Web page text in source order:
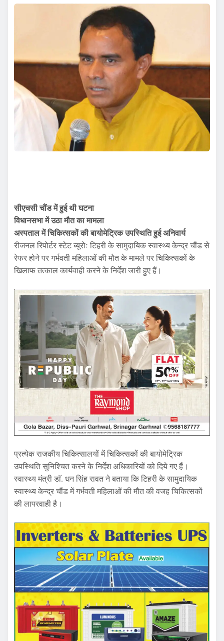
सीएचसी चौंड में हुई थी घटना
विधानसभा में उठा मौत का मामला
अस्पताल में चिकित्सकों की बायोमेट्रिक उपस्थिति हुई अनिवार्य
रीजनल रिपोर्टर स्टेट ब्यूरोः टिहरी के सामुदायिक स्वास्थ्य केन्द्र चौंड से
रेफर होने पर गर्भवती महिलाओं की मौत के मामले पर चिकित्सकों के
खिलाफ तत्काल कार्यवाही करने के निर्देश जारी हुए हैं।
प्रत्येक राजकीय चिकित्सालयों में चिकित्सकों की बायोमेट्रिक
उपस्थिति सुनिश्चित करने के निर्देश अधिकारियों को दिये गए हैं।
स्वास्थ्य मंत्री डाॅ. धन सिंह रावत ने बताया कि टिहरी के सामुदायिक
स्वास्थ्य केन्द्र चौंड में गर्भवती महिलाओं की मौत की वजह चिकित्सकों
की लापरवाही है।